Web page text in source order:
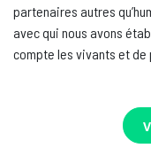
partenaires autres
avec qui nous avons
compte les vivants et